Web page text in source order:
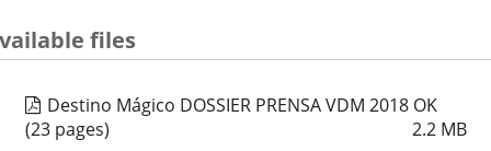
files
Destino Mágico DOSSIER PRENSA VDM 2018 OK
2.2 MB
(23 pages)